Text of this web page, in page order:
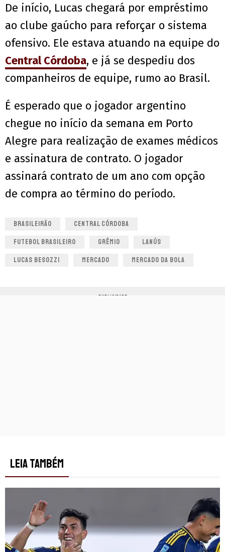
De início, Lucas chegará por empréstimo
ao clube gaúcho para reforçar o sistema
ofensivo. Ele estava atuando na equipe do
Central Córdoba, e já se despediu dos
companheiros de equipe, rumo ao Brasil.
É esperado que o jogador argentino
chegue no início da semana em Porto
Alegre para realização de exames médicos
e assinatura de contrato. O jogador
assinará contrato de um ano com opção
de compra ao término do período.
BRASILEIRÃO CENTRAL CÓRDOBA
FUTEBOL BRASILEIRO GRÊMIO LANÚS
LUCAS BESOZZI MERCADO MERCADO DA BOLA
PUBLICIDADE
LEIA TAMBÉM